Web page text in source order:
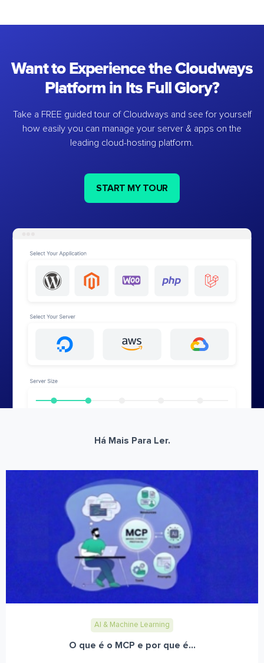
Want to Experience the Cloudways
Platform in Its Full Glory?
Take a FREE guided tour of Cloudways and see for yourself
how easily you can manage your server & apps on the
leading cloud-hosting platform.
START MY TOUR
Há Mais Para Ler.
AI & Machine Learning
O que é o MCP e por que é...